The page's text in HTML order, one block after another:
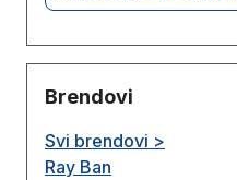
Brendovi
Svi brendovi >
Ray Ban